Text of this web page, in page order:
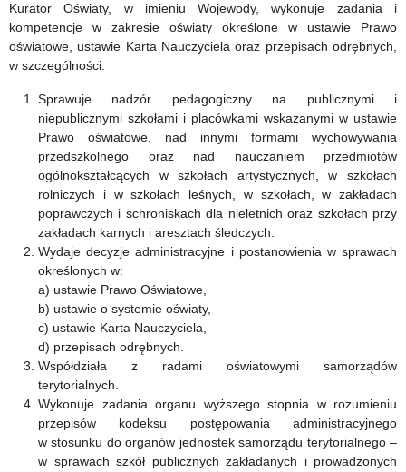
Kurator Oświaty, w imieniu Wojewody, wykonuje zadania i
kompetencje w zakresie oświaty określone w ustawie Prawo
oświatowe, ustawie Karta Nauczyciela oraz przepisach odrębnych,
w szczególności:
Sprawuje nadzór pedagogiczny na publicznymi i
niepublicznymi szkołami i placówkami wskazanymi w ustawie
Prawo oświatowe, nad innymi formami wychowywania
przedszkolnego oraz nad nauczaniem przedmiotów
ogólnokształcących w szkołach artystycznych, w szkołach
rolniczych i w szkołach leśnych, w szkołach, w zakładach
poprawczych i schroniskach dla nieletnich oraz szkołach przy
zakładach karnych i aresztach śledczych.
Wydaje decyzje administracyjne i postanowienia w sprawach
określonych w:
a) ustawie Prawo Oświatowe,
b) ustawie o systemie oświaty,
c) ustawie Karta Nauczyciela,
d) przepisach odrębnych.
Współdziała z radami oświatowymi samorządów
terytorialnych.
Wykonuje zadania organu wyższego stopnia w rozumieniu
przepisów kodeksu postępowania administracyjnego
w stosunku do organów jednostek samorządu terytorialnego –
w sprawach szkół publicznych zakładanych i prowadzonych
Narodowej
w
2020
r.